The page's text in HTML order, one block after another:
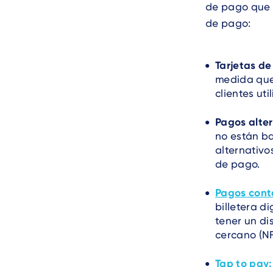
de pago
de pago:
Tarjetas
medida
clientes
Pagos
no están
de pago.
Pagos
billetera
tener un
cercano
Tap to pay: